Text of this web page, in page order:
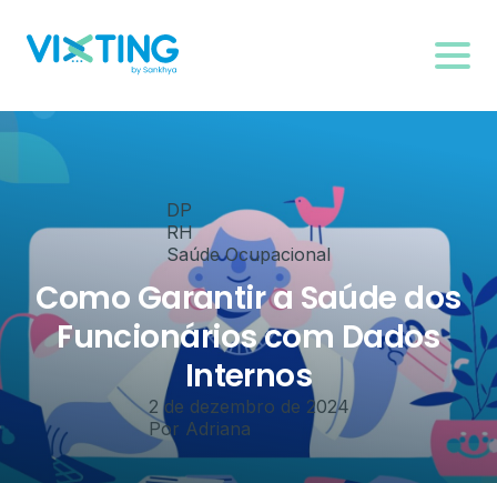
DP
RH
Saúde Ocupacional
Como Garantir a Saúde dos
Funcionários com Dados
Internos
2 de dezembro de 2024
Por Adriana